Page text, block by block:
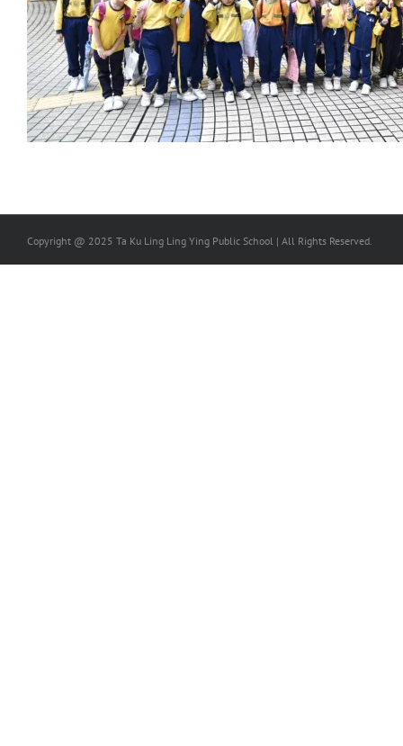
Copyright @ 2025 Ta Ku Ling Ling Ying Public School | All Rights Reserved.